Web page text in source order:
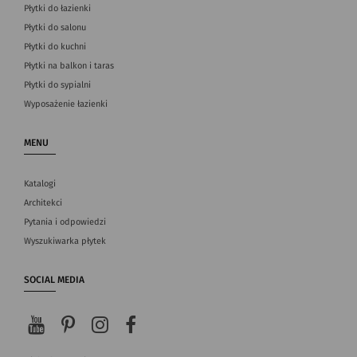
Płytki do łazienki
Płytki do salonu
Płytki do kuchni
Płytki na balkon i taras
Płytki do sypialni
Wyposażenie łazienki
MENU
Katalogi
Architekci
Pytania i odpowiedzi
Wyszukiwarka płytek
SOCIAL MEDIA